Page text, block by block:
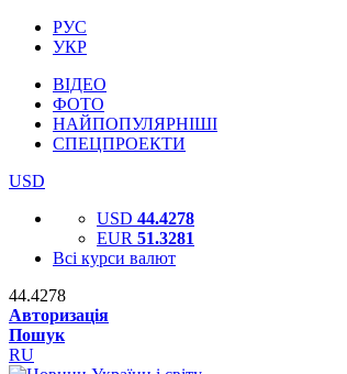
РУС
УКР
ВІДЕО
ФОТО
НАЙПОПУЛЯРНІШІ
СПЕЦПРОЕКТИ
USD
USD 44.4278
EUR 51.3281
Всі курси валют
44.4278
Авторизація
Пошук
RU